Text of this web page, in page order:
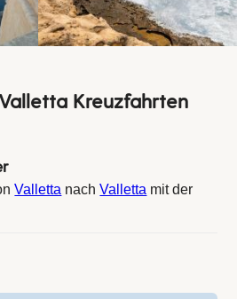
Kreuzfahrten
Valletta nachValletta mit der